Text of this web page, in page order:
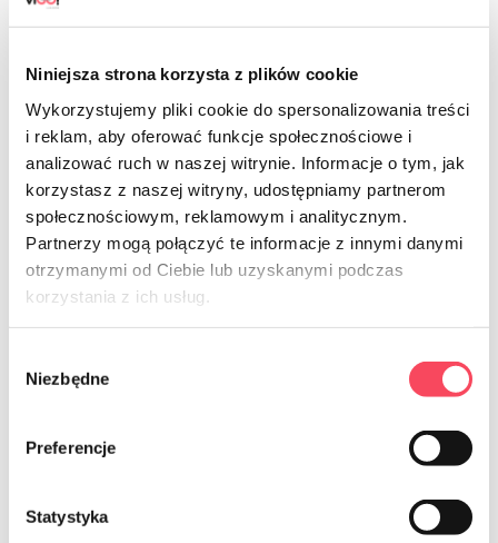
Niniejsza strona korzysta z plików cookie
Wykorzystujemy pliki cookie do spersonalizowania treści
i reklam, aby oferować funkcje społecznościowe i
analizować ruch w naszej witrynie. Informacje o tym, jak
korzystasz z naszej witryny, udostępniamy partnerom
społecznościowym, reklamowym i analitycznym.
Partnerzy mogą połączyć te informacje z innymi danymi
otrzymanymi od Ciebie lub uzyskanymi podczas
korzystania z ich usług.
zgody
Niezbędne
Preferencje
Statystyka
7754014
viGO! Standard Rękawiczki winylowe
M 10 sztuk
5,99 zł brutto
7754016
viGO! Standard Rękawiczki winylowe
L 10 sztuk